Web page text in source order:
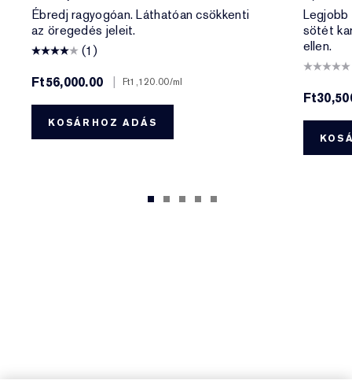
Ébredj ragyogóan. Láthatóan csökkenti
az öregedés jeleit.
(1)
Ft56,000.00
Ft1,120.00/ml
KOSÁRHOZ ADÁS
Legjobb
sötét
ellen.